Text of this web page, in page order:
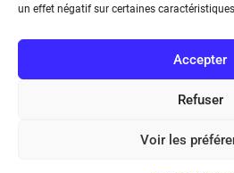
un effet négatif sur certaines
Accepter
Refuser
Voir les
Téléphone : (+33) 1 56 90 37 17
N° de SIREN : 785 393 232, Code